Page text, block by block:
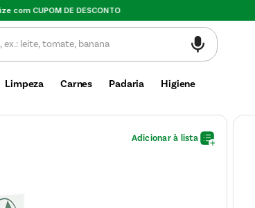
Valor mínimo de compra $30
Limpeza Carnes Padaria Higiene